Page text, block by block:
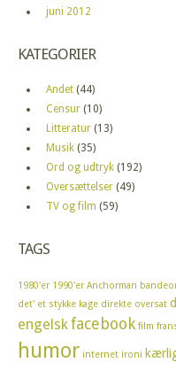
juni 2012
KATEGORIER
Andet (44)
Censur (10)
Litteratur (13)
Musik (35)
Ord og udtryk (192)
Oversættelser (49)
TV og film (59)
TAGS
1980'er 1990'er Anchorman
det' et stykke kage direkte oversat
engelskfacebook film
humor internet ironi